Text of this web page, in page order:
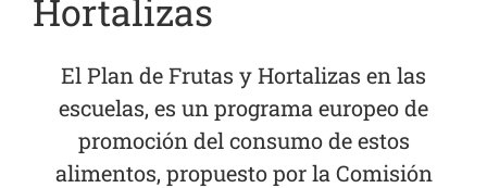
Hortalizas
El Plan de Frutas y Hortalizas en las
escuelas, es un programa europeo de
promoción del consumo de estos
alimentos, propuesto por la Comisión